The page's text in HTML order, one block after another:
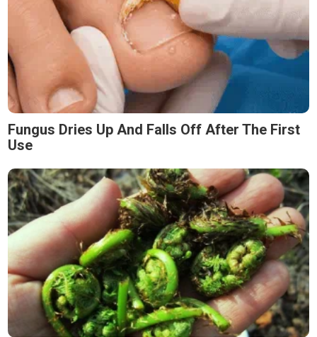
Fungus Dries Up And Falls Off After The First
Use